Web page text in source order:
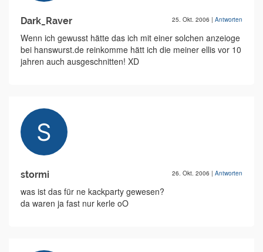
Dark_Raver 25. Okt. 2006 | Antworten
Wenn ich gewusst hätte das ich mit einer solchen anzeioge
bei hanswurst.de reinkomme hätt ich die meiner ellis vor 10
jahren auch ausgeschnitten! XD
stormi 26. Okt. 2006 | Antworten
was ist das für ne kackparty gewesen?
da waren ja fast nur kerle oO